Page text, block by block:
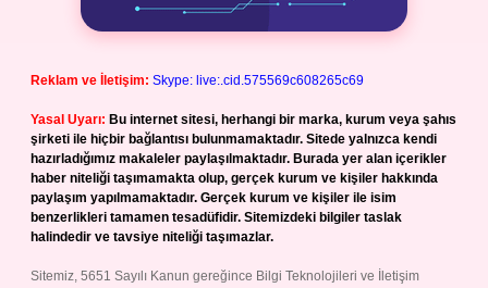
Reklam ve İletişim: Skype: live:.cid.575569c608265c69
Yasal Uyarı: Bu internet sitesi, herhangi bir marka, kurum veya şahıs
şirketi ile hiçbir bağlantısı bulunmamaktadır. Sitede yalnızca kendi
hazırladığımız makaleler paylaşılmaktadır. Burada yer alan içerikler
haber niteliği taşımamakta olup, gerçek kurum ve kişiler hakkında
paylaşım yapılmamaktadır. Gerçek kurum ve kişiler ile isim
benzerlikleri tamamen tesadüfidir. Sitemizdeki bilgiler taslak
halindedir ve tavsiye niteliği taşımazlar.
Sitemiz, 5651 Sayılı Kanun gereğince Bilgi Teknolojileri ve İletişim